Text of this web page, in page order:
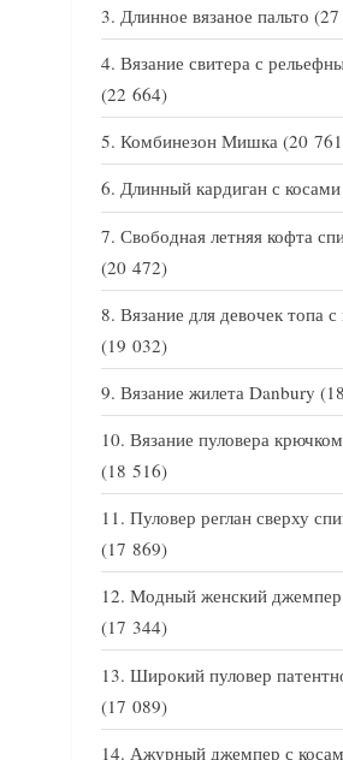
Длинное вязаное пальто
Вязание свитера с
(22 664)
Комбинезон Мишка (20
Длинный кардиган с косами
Свободная летняя кофта
(20 472)
Вязание для девочек топа
(19 032)
Вязание жилета Danbury
Вязание пуловера
(18 516)
Пуловер реглан сверху
(17 869)
Модный женский
(17 344)
Широкий пуловер
(17 089)
Ажурный джемпер с